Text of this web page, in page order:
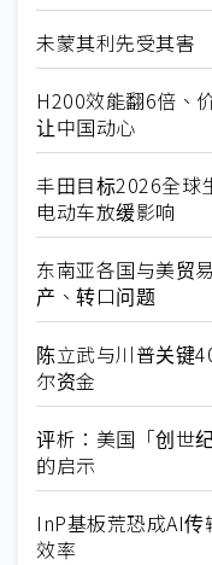
未蒙其利先受其害
H200效能翻6倍、
让中国动心
丰田目标2026全
电动车放缓影响
东南亚各国与美贸
产、转口问题
陈立武与川普关键
尔资金
评析：美国「创世
的启示
InP基板荒恐成AI
效率